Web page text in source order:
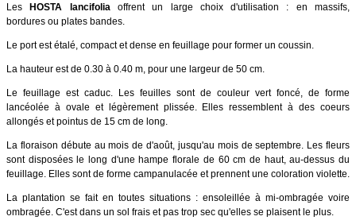
Les HOSTA lancifolia
offrent un large choix d'utilisation : en massifs,
bordures ou plates bandes.
Le port est étalé, compact et dense en feuillage pour former un coussin.
La hauteur est de 0.30 à 0.40 m, pour une largeur de 50 cm.
Le feuillage est caduc. Les feuilles sont de couleur vert foncé, de forme
lancéolée à ovale et légèrement plissée. Elles ressemblent à des coeurs
allongés et pointus de 15 cm de long.
La floraison débute au mois de d'août, jusqu'au mois de septembre. Les fleurs
sont disposées le long d'une hampe florale de 60 cm de haut, au-dessus du
feuillage. Elles sont de forme campanulacée et prennent une coloration violette.
La plantation se fait en toutes situations : ensoleillée à mi-ombragée voire
ombragée. C'est dans un sol frais et pas trop sec qu'elles se plaisent le plus.